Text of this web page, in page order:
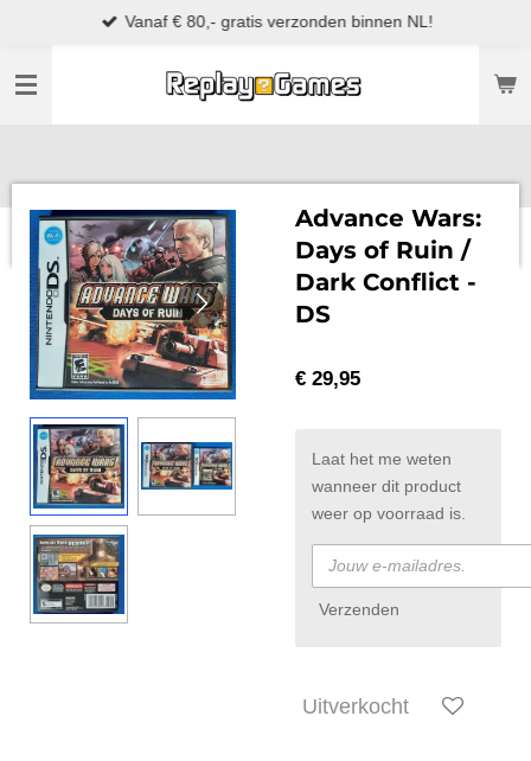
naar
Vanaf € 80,- gratis verzonden binnen NL!
Advance Wars:
Days of Ruin /
Dark Conflict -
DS
€ 29,95
Laat het me weten
wanneer dit product
weer op voorraad is.
Verzenden
Uitverkocht